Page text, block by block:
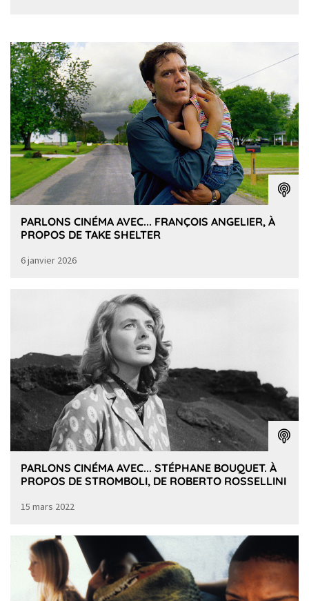
PARLONS CINÉMA AVEC... FRANÇOIS ANGELIER, À
PROPOS DE TAKE SHELTER
6 janvier 2026
PARLONS CINÉMA AVEC... STÉPHANE BOUQUET. À
PROPOS DE STROMBOLI, DE ROBERTO ROSSELLINI
15 mars 2022